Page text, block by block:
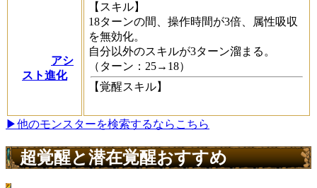
アシ
スト進化
【スキル】
18ターンの間、操作時間が3倍、属性吸収
を無効化。
自分以外のスキルが3ターン溜まる。
（ターン：25→18）
【覚醒スキル】
▶他のモンスターを検索するならこちら
超覚醒と潜在覚醒おすすめ